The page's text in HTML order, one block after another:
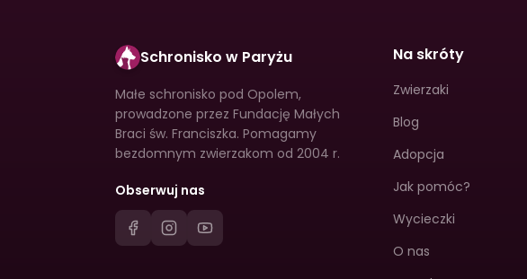
Schronisko w Paryżu
Małe schronisko pod Opolem,
prowadzone przez Fundację Małych
Braci św. Franciszka. Pomagamy
bezdomnym zwierzakom od 2004 r.
Obserwuj nas
Na skróty
Zwierzaki
Blog
Adopcja
Jak pomóc?
Wycieczki
O nas